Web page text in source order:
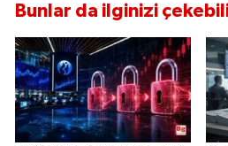
Bunlar da ilginizi